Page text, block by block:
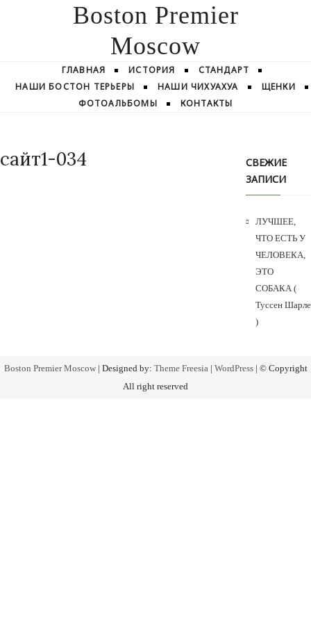
Boston Premier
Moscow
ГЛАВНАЯ ИСТОРИЯ
СТАНДАРТ
НАШИ БОСТОН ТЕРЬЕРЫ
НАШИ ЧИХУАХУА
ЩЕНКИ
ФОТОАЛЬБОМЫ
КОНТАКТЫ
сайт1-034
СВЕЖИЕ
ЗАПИСИ
ЛУЧШЕЕ,
ЧТО ЕСТЬ У
ЧЕЛОВЕКА,
ЭТО
СОБАКА (
Туссен Шарле
)
Boston Premier Moscow| Designed by: Theme Freesia| WordPress| © Copyright
All right reserved